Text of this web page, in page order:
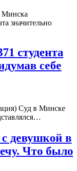
Минска
значительно
студента
себе
Суд в Минске
девушкой в
Что было